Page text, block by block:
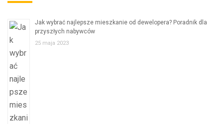
Jak wybrać najlepsze mieszkanie od dewelopera? Poradnik dla
przyszłych nabywców
25 maja 2023